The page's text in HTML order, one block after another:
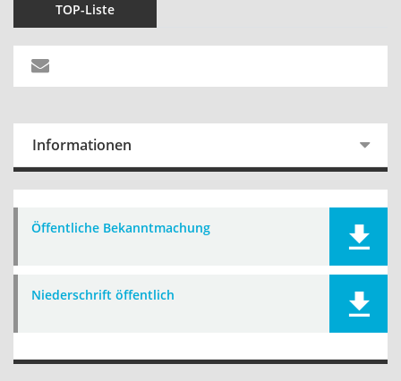
TOP-Liste
Informationen
Öffentliche Bekanntmachung
Niederschrift öffentlich